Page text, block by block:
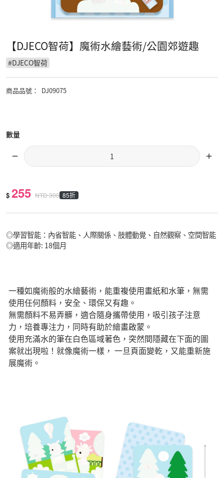
【DJECO智荷】魔術水繪藝術/公園郊遊趣
#DJECO智荷
商品品號 ： DJ09075
數量
$ 255 NTD300 85折
◎學習智能：內省智能、人際關係、肢體動覺、自然觀察、空間智能
◎適用年齡: 18個月
一種如魔術般的水繪藝術，能重複使用畫紙和水筆，無需
使用任何顏料，安全、環保又有趣。
無需顏料不易弄髒，適合隨身攜帶使用，吸引孩子注意
力，培養專注力，同時有助於繪畫啟蒙。
使用充滿水的筆在白色區域著色，突然間隱藏在下面的圖
案就出現啦！就像魔術一樣， 一旦頁面變乾，又能重新施
展魔術。